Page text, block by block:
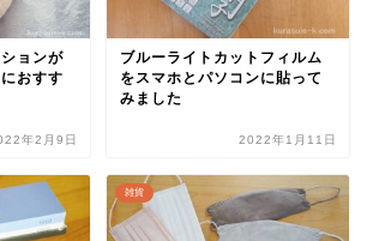
ョンが
おすす
年2月9日
ブルーライトカットフィルム
をスマホとパソコンに貼って
みました
2022年1月11日
雑貨